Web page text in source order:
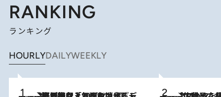
RANKING
ランキング
HOURLYDAILYWEEKLY